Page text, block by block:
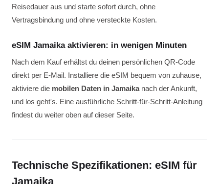
Reisedauer aus und starte sofort durch, ohne
Vertragsbindung und ohne versteckte Kosten.
eSIM Jamaika aktivieren: in wenigen Minuten
Nach dem Kauf erhältst du deinen persönlichen QR-Code
direkt per E-Mail. Installiere die eSIM bequem von zuhause,
aktiviere die mobilen Daten in Jamaikanach der Ankunft,
und los geht's. Eine ausführliche Schritt-für-Schritt-Anleitung
findest du weiter oben auf dieser Seite.
Technische Spezifikationen: eSIM für
Jamaika